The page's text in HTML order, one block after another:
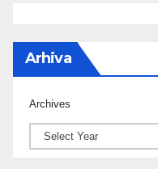
Arhiva
Archives